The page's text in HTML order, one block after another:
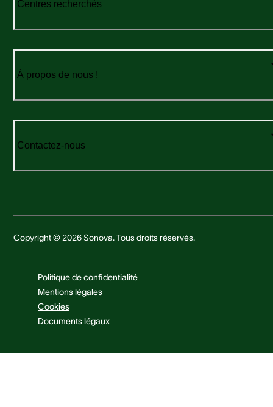
Centres recherchés
À propos de nous !
Contactez-nous
Copyright © 2026 Sonova. Tous droits réservés.
Politique de confidentialité
Mentions légales
Cookies
Documents légaux